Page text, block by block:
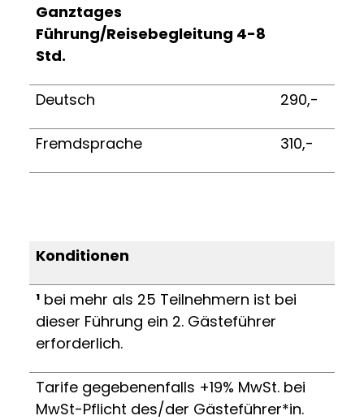
Ganztages
Führung/Reisebegleitung 4-8
Std.
Deutsch 290,-
Fremdsprache 310,-
Konditionen
¹ bei mehr als 25 Teilnehmern ist bei
dieser Führung ein 2. Gästeführer
erforderlich.
Tarife gegebenenfalls +19% MwSt. bei
MwSt-Pflicht des/der Gästeführer*in.